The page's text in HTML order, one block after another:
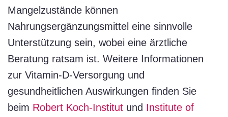
Mangelzustände können
Nahrungsergänzungsmittel eine sinnvolle
Unterstützung sein, wobei eine ärztliche
Beratung ratsam ist. Weitere Informationen
zur Vitamin-D-Versorgung und
gesundheitlichen Auswirkungen finden Sie
beim Robert Koch-Institut und Institute of